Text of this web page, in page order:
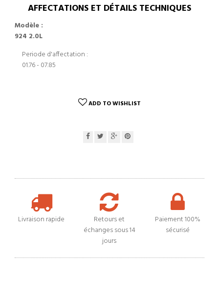
AFFECTATIONS ET DÉTAILS TECHNIQUES
Modèle :
924 2.0L
Periode d'affectation :
01.76 - 07.85
ADD TO WISHLIST
Livraison rapide
Retours et
échanges sous 14
jours
Paiement 100%
sécurisé